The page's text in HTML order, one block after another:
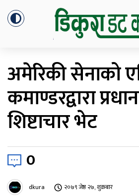
अमेरिकी सेनाको
कमाण्डरद्वारा
शिष्टाचार भेट
0
dkura २०७९ जेष्ठ २७, शुक्रबार